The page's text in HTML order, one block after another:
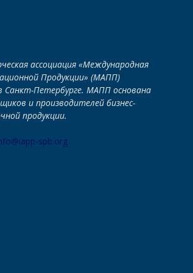
ассоциация «Международная
Продукции» (МАПП)
Санкт-Петербурге. МАПП основана
и производителей бизнес-
продукции.
spb.org